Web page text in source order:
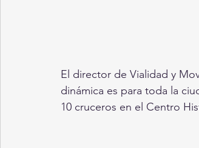
El director de Vialidad y
dinámica es para toda la
10 cruceros en el Centro